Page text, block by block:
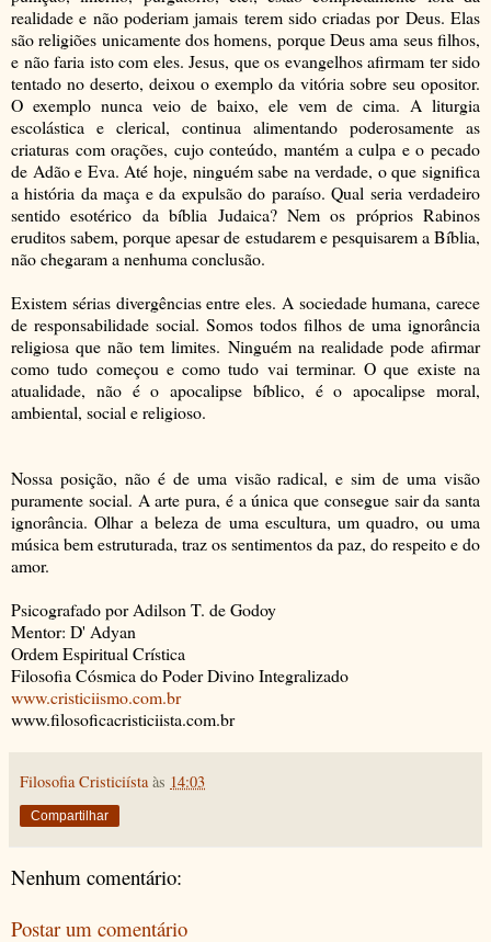
realidade e não poderiam jamais terem sido criadas por Deus. Elas
são religiões unicamente dos homens, porque Deus ama seus filhos,
e não faria isto com eles. Jesus, que os evangelhos afirmam ter sido
tentado no deserto, deixou o exemplo da vitória sobre seu opositor.
O exemplo nunca veio de baixo, ele vem de cima. A liturgia
escolástica e clerical, continua alimentando poderosamente as
criaturas com orações, cujo conteúdo, mantém a culpa e o pecado
de Adão e Eva. Até hoje, ninguém sabe na verdade, o que significa
a história da maça e da expulsão do paraíso. Qual seria verdadeiro
sentido esotérico da bíblia Judaica? Nem os próprios Rabinos
eruditos sabem, porque apesar de estudarem e pesquisarem a Bíblia,
não chegaram a nenhuma conclusão.
Existem sérias divergências entre eles. A sociedade humana, carece
de responsabilidade social. Somos todos filhos de uma ignorância
religiosa que não tem limites. Ninguém na realidade pode afirmar
como tudo começou e como tudo vai terminar. O que existe na
atualidade, não é o apocalipse bíblico, é o apocalipse moral,
ambiental, social e religioso.
Nossa posição, não é de uma visão radical, e sim de uma visão
puramente social. A arte pura, é a única que consegue sair da santa
ignorância. Olhar a beleza de uma escultura, um quadro, ou uma
música bem estruturada, traz os sentimentos da paz, do respeito e do
amor.
Psicografado por Adilson T. de Godoy
Mentor: D' Adyan
Ordem Espiritual Crística
Filosofia Cósmica do Poder Divino Integralizado
www.cristiciismo.com.br
www.filosoficacristiciista.com.br
Filosofia Cristiciísta às 14:03
Compartilhar
Nenhum comentário:
Postar um comentário